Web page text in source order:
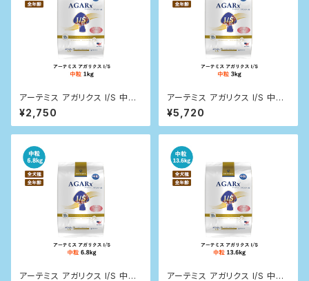
アーテミス アガリクス I/S 中粒
1kg
¥2,750
アーテミス アガリクス I/S 中粒
3kg
¥5,720
アーテミス アガリクス I/S 中粒
アーテミス アガリクス I/S 中粒